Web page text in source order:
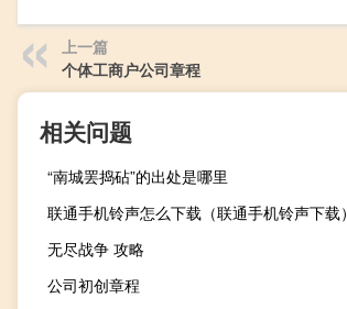
上一篇
个体工商户公司章程
相关问题
“南城罢捣砧”的出处是哪里
联通手机铃声怎么下载（联通手机铃声下载）
无尽战争 攻略
公司初创章程